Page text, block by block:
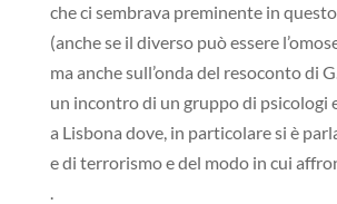
che ci sembrava preminente in
(anche se il diverso può essere
ma anche sull’onda del resoconto di
un incontro di un gruppo di psicologi
a Lisbona dove, in particolare si è
e di terrorismo e del modo in cui
.